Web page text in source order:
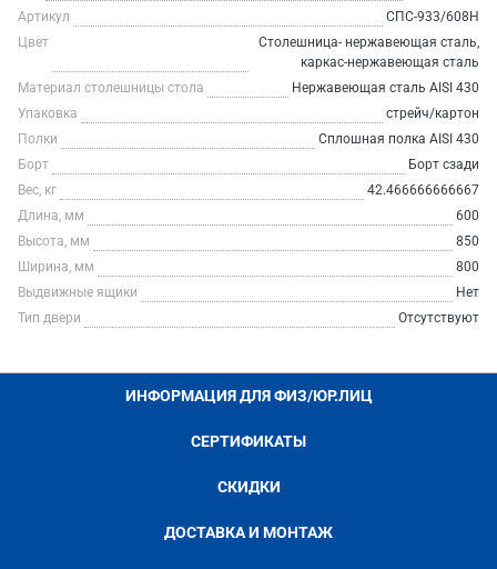
Артикул
СПС-933/608Н
Цвет
Столешница- нержавеющая сталь,
каркас-нержавеющая сталь
Материал столешницы стола
Нержавеющая сталь AISI 430
Упаковка
стрейч/картон
Полки
Сплошная полка AISI 430
Борт
Борт сзади
Вес, кг
42.466666666667
Длина, мм
600
Высота, мм
850
Ширина, мм
800
Выдвижные ящики
Нет
Тип двери
Отсутствуют
ИНФОРМАЦИЯ ДЛЯ ФИЗ/ЮР.ЛИЦ
СЕРТИФИКАТЫ
СКИДКИ
ДОСТАВКА И МОНТАЖ